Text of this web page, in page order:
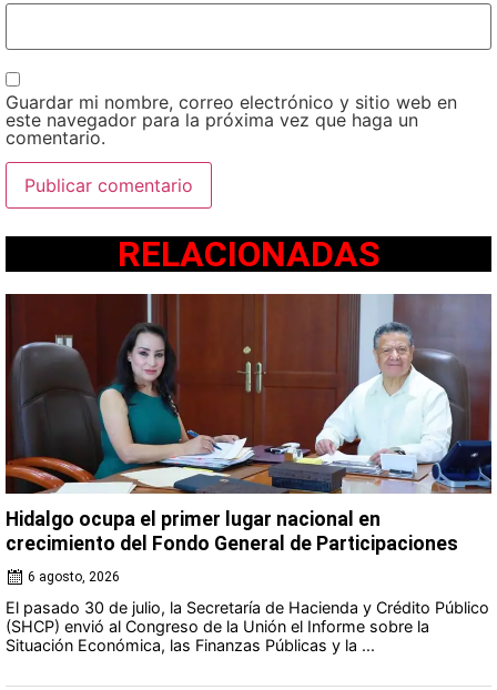
Guardar mi nombre, correo electrónico y sitio web en
este navegador para la próxima vez que haga un
comentario.
RELACIONADAS
Hidalgo ocupa el primer lugar nacional en
crecimiento del Fondo General de Participaciones
6 agosto, 2026
El pasado 30 de julio, la Secretaría de Hacienda y Crédito Público
(SHCP) envió al Congreso de la Unión el Informe sobre la
Situación Económica, las Finanzas Públicas y la ...